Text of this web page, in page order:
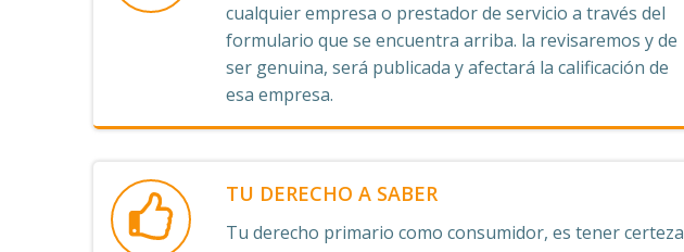
cualquier empresa o prestador de servicio a través del
formulario que se encuentra arriba. la revisaremos y de
ser genuina, será publicada y afectará la calificación de
esa empresa.
TU DERECHO A SABER
Tu derecho primario como consumidor, es tener certeza